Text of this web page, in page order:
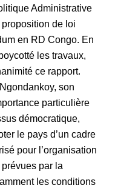
Administrative
de loi
en RD Congo. En
les travaux,
ce rapport.
son
particulière
démocratique,
le pays d’un cadre
pour l’organisation
par la
les conditions